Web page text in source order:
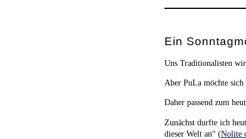
Ein
Uns Traditionalisten
Aber PuLa möchte sich
Daher passend zum
Zunächst durfte ich
dieser Welt an“ (Nolite